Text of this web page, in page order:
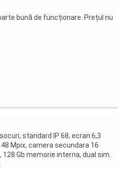
bună de funcționare. Prețul nu
standard IP 68, ecran 6,3
Mpix, camera secundara 16
128 Gb memorie interna, dual sim.